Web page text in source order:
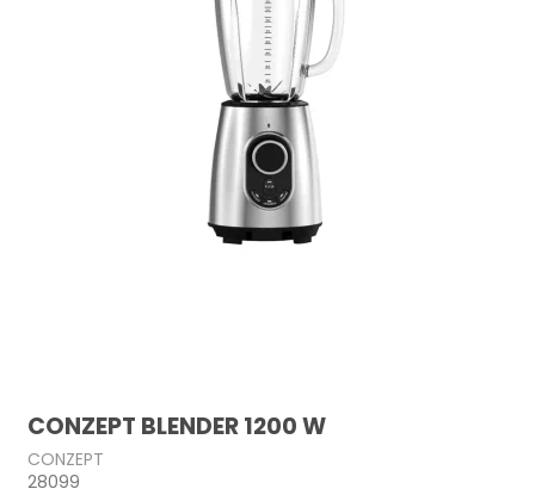
CONZEPT BLENDER 1200 W
CONZEPT
28099